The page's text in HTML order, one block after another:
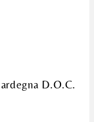
D.O.C.